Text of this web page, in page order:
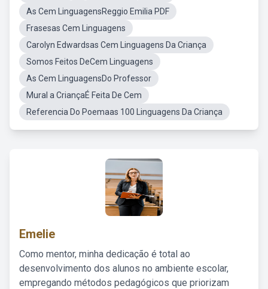
As Cem LinguagensReggio Emilia PDF
Frasesas Cem Linguagens
Carolyn Edwardsas Cem Linguagens Da Criança
Somos Feitos DeCem Linguagens
As Cem LinguagensDo Professor
Mural a CriançaÉ Feita De Cem
Referencia Do Poemaas 100 Linguagens Da Criança
Emelie
Como mentor, minha dedicação é total ao
desenvolvimento dos alunos no ambiente escolar,
empregando métodos pedagógicos que priorizam